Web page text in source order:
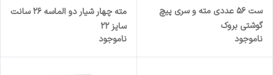
ست 56 عددی مته و سری پیچ
گوشتی بروک
ناموجود
مته چهار شیار دو الماسه 26 سانت
سایز 22
ناموجود